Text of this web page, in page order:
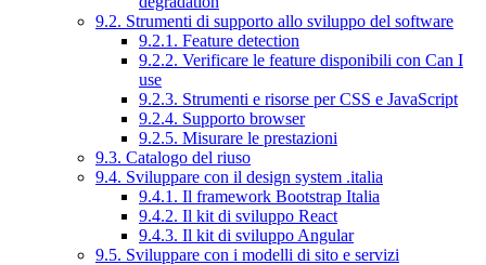
9.2. Strumenti di supporto allo sviluppo del software
9.2.1. Feature detection
9.2.2. Verificare le feature disponibili con Can I
use
9.2.3. Strumenti e risorse per CSS e JavaScript
9.2.4. Supporto browser
9.2.5. Misurare le prestazioni
9.3. Catalogo del riuso
9.4. Sviluppare con il design system .italia
9.4.1. Il framework Bootstrap Italia
9.4.2. Il kit di sviluppo React
9.4.3. Il kit di sviluppo Angular
9.5. Sviluppare con i modelli di sito e servizi